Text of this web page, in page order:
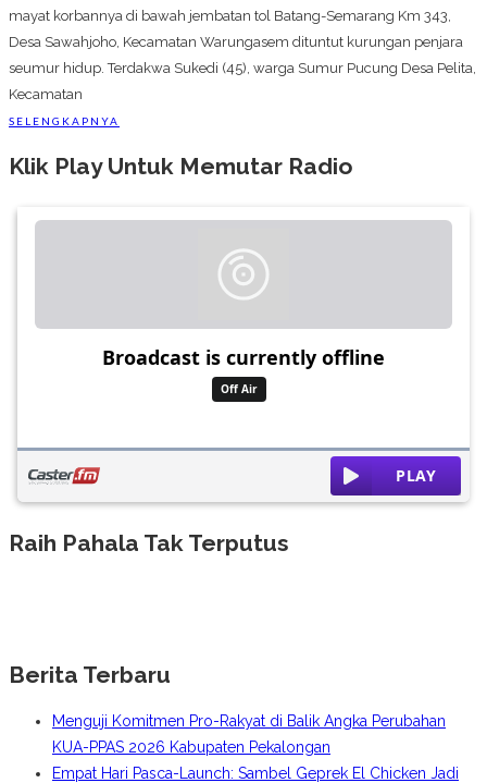
mayat korbannya di bawah jembatan tol Batang-Semarang Km 343,
Desa Sawahjoho, Kecamatan Warungasem dituntut kurungan penjara
seumur hidup. Terdakwa Sukedi (45), warga Sumur Pucung Desa Pelita,
Kecamatan
SELENGKAPNYA
Klik Play Untuk Memutar Radio
Raih Pahala Tak Terputus
Berita Terbaru
Menguji Komitmen Pro-Rakyat di Balik Angka Perubahan
KUA-PPAS 2026 Kabupaten Pekalongan
Empat Hari Pasca-Launch: Sambel Geprek El Chicken Jadi